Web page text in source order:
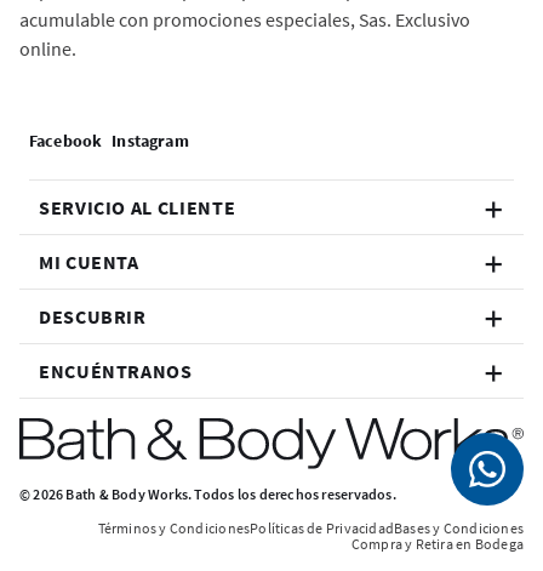
acumulable con promociones especiales, Sas. Exclusivo
online.
SERVICIO AL CLIENTE
MI CUENTA
DESCUBRIR
ENCUÉNTRANOS
© 2026 Bath & Body Works. Todos los derechos reservados.
Términos y CondicionesPolíticas de PrivacidadBases y Condiciones
Compra y Retira en Bodega